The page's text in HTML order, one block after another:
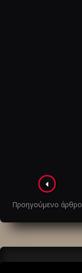
Πλοήγηση
στα
άρθρα
Προηγούμενο άρθρο